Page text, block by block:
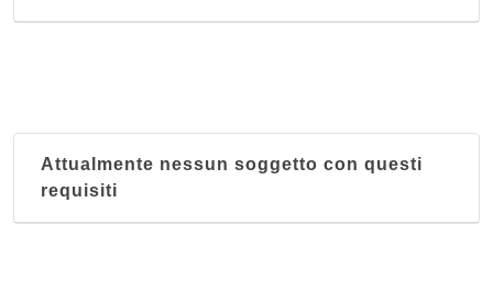
Attualmente nessun soggetto con questi
requisiti